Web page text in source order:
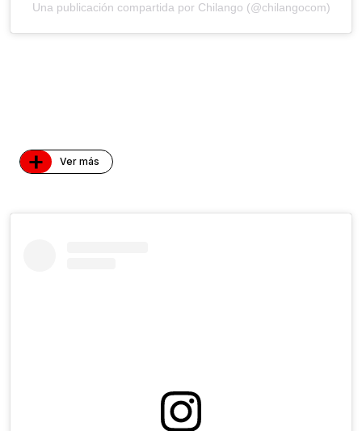
Una publicación compartida por Chilango (@chilangocom)
+ Ver más